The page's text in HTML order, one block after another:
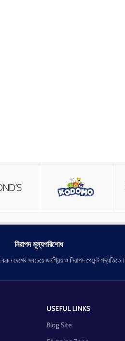
নিরাপদ মূল্যপরিশোধ
দেশের সবচেয়ে জনপ্রিয় ও নিরাপদ পেমেন্ট পদ্ধতিতে।
USEFUL LINKS
Blog Site